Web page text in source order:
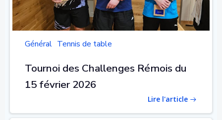
Général Tennis de table
Tournoi des Challenges Rémois du
15 février 2026
Lire l'article